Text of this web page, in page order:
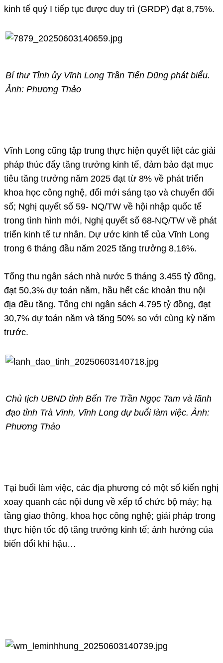
kinh tế quý I tiếp tục được duy trì (GRDP) đạt 8,75%.
Bí thư Tỉnh ủy Vĩnh Long Trần Tiến Dũng phát biểu.
Ảnh: Phương Thảo
Vĩnh Long cũng tập trung thực hiện quyết liệt các giải
pháp thúc đẩy tăng trưởng kinh tế, đảm bảo đạt mục
tiêu tăng trưởng năm 2025 đạt từ 8% về phát triển
khoa học công nghệ, đổi mới sáng tạo và chuyển đổi
số; Nghị quyết số 59- NQ/TW về hội nhập quốc tế
trong tình hình mới, Nghị quyết số 68-NQ/TW về phát
triển kinh tế tư nhân. Dự ước kinh tế của Vĩnh Long
trong 6 tháng đầu năm 2025 tăng trưởng 8,16%.
Tổng thu ngân sách nhà nước 5 tháng 3.455 tỷ đồng,
đạt 50,3% dự toán năm, hầu hết các khoản thu nội
địa đều tăng. Tổng chi ngân sách 4.795 tỷ đồng, đạt
30,7% dự toán năm và tăng 50% so với cùng kỳ năm
trước.
Chủ tịch UBND tỉnh Bến Tre Trần Ngọc Tam và lãnh
đạo tỉnh Trà Vinh, Vĩnh Long dự buổi làm việc. Ảnh:
Phương Thảo
Tại buổi làm việc, các địa phương có một số kiến nghị
xoay quanh các nội dung về xếp tổ chức bộ máy; hạ
tầng giao thông, khoa học công nghệ; giải pháp trong
thực hiện tốc độ tăng trưởng kinh tế; ảnh hưởng của
biến đổi khí hậu…